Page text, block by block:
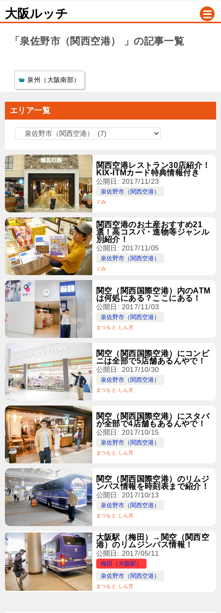
大阪ルッチ
「泉佐野市（関西空港） 」の記事一覧
泉州（大阪南部）
エリア一覧
ア
一
覧
関西空港レストラン30店紹介！
KIX-ITMカード特典情報付き
公開日: 2017/11/23
泉佐野市（関西空港）
ぐみ
関西空港のお土産おすすめ21
選！高コスパ・進物等ジャンル
別紹介！
公開日: 2017/11/05
泉佐野市（関西空港）
ぐみ
関空（関西国際空港）内のATM
は何処にある？ここにある！
公開日: 2017/11/03
泉佐野市（関西空港）
まつもと しん児
関空（関西国際空港）にコンビ
ニは全部で5店舗あるんやで！
公開日: 2017/10/30
泉佐野市（関西空港）
まつもと しん児
関空（関西国際空港）にスタバ
が全部で4店舗もあるんやで！
公開日: 2017/10/15
泉佐野市（関西空港）
まつもと しん児
関空（関西国際空港）のリムジ
ンバス情報を時刻表まで紹介！
公開日: 2017/10/13
泉佐野市（関西空港）
まつもと しん児
大阪駅（梅田）→関空（関西空
港）のリムジンバス情報！
公開日: 2017/05/11
梅田（大阪駅）
泉佐野市（関西空港）
まつもと しん児